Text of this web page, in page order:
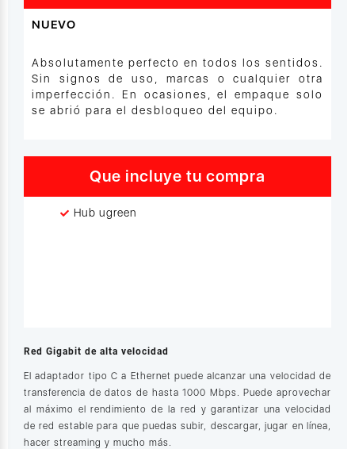
NUEVO
Absolutamente perfecto en todos los sentidos.
Sin signos de uso, marcas o cualquier otra
imperfección. En ocasiones, el empaque solo
se abrió para el desbloqueo del equipo.
Que incluye tu compra
Hub ugreen
Red Gigabit de alta velocidad
El adaptador tipo C a Ethernet puede alcanzar una velocidad de
transferencia de datos de hasta 1000 Mbps. Puede aprovechar
al máximo el rendimiento de la red y garantizar una velocidad
de red estable para que puedas subir, descargar, jugar en línea,
hacer streaming y mucho más.